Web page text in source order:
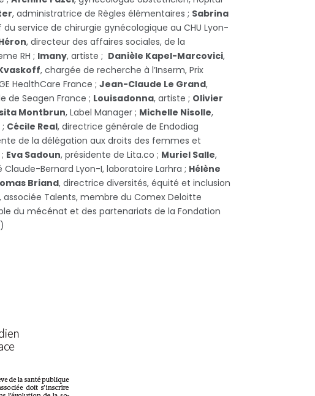
, administratrice de Règles élémentaires ; Sabrina
du service de chirurgie gynécologique au CHU Lyon-
, directeur des affaires sociales, de la
RH ; Imany, artiste ; Danièle Kapel-Marcovici,
, chargée de recherche à l’Inserm, Prix
HealthCare France ; Jean-Claude Le Grand,
de Seagen France ; Louisadonna, artiste ; Olivier
Montbrun, Label Manager ; Michelle Nisolle,
Cécile Real, directrice générale de Endodiag
de la délégation aux droits des femmes et
Eva Sadoun, présidente de Lita.co ; Muriel Salle,
Bernard Lyon-I, laboratoire Larhra ; Hélène
Briand, directrice diversités, équité et inclusion
, associée Talents, membre du Comex Deloitte
du mécénat et des partenariats de la Fondation